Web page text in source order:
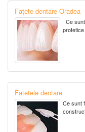
Fațete dentare Oradea
Ce
Fatetele dentare
Ce sunt